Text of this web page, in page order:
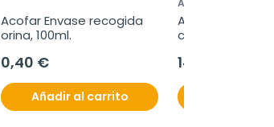
Acofar Envase recogida
orina, 100ml.
0,40 €
Añadir al carrito
AQUILEA
Aquilea
comprimidos
14,60 €